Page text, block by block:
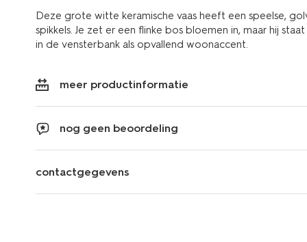
Deze grote witte keramische vaas heeft een speelse,
spikkels. Je zet er een flinke bos bloemen in, maar hij
in de vensterbank als opvallend woonaccent.
meer productinformatie
nog geen beoordeling
contactgegevens